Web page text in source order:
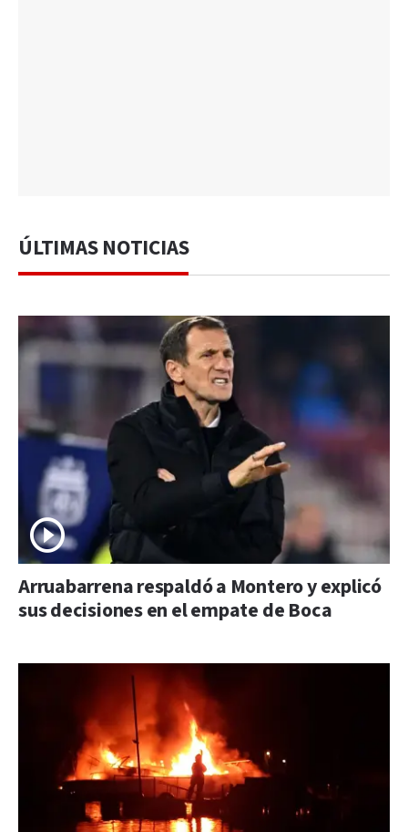
ÚLTIMAS NOTICIAS
Arruabarrena respaldó a Montero y explicó
sus decisiones en el empate de Boca